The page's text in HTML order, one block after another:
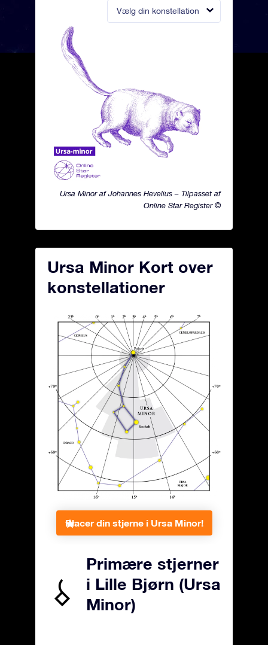
Vælg din konstellation
Ursa Minor af Johannes Hevelius – Tilpasset af
Online Star Register ©
Ursa Minor Kort over
konstellationer
Placer din stjerne i Ursa Minor!
Primære stjerner
i Lille Bjørn (Ursa
Minor)